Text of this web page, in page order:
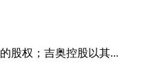
股权；吉奥控股以其...